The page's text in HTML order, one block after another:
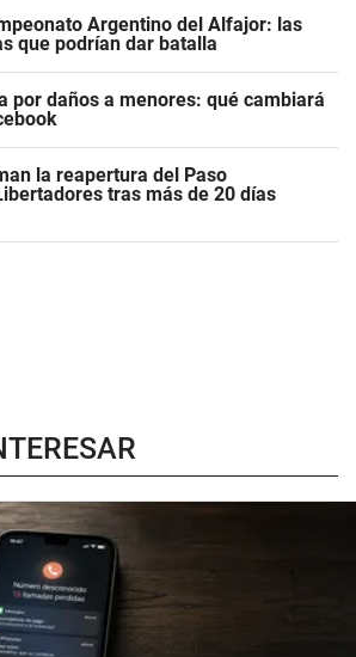
Argentino del Alfajor: las
que podrían dar batalla
por daños a menores: qué cambiará
la reapertura del Paso
tras más de 20 días